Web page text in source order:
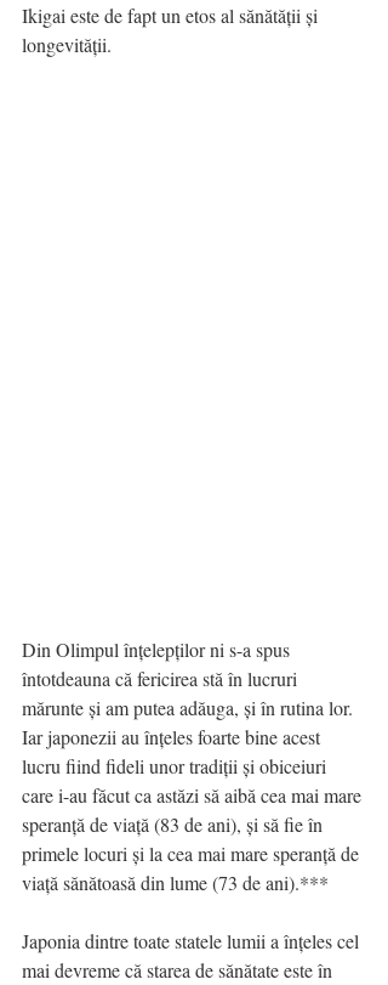
Ikigai este de fapt un etos al sănătății și
longevității.
Din Olimpul înțelepților ni s-a spus
întotdeauna că fericirea stă în lucruri
mărunte și am putea adăuga, și în rutina lor.
Iar japonezii au înțeles foarte bine acest
lucru fiind fideli unor tradiții și obiceiuri
care i-au făcut ca astăzi să aibă cea mai mare
speranță de viață (83 de ani), și să fie în
primele locuri și la cea mai mare speranță de
viață sănătoasă din lume (73 de ani).***
Japonia dintre toate statele lumii a înțeles cel
mai devreme că starea de sănătate este în